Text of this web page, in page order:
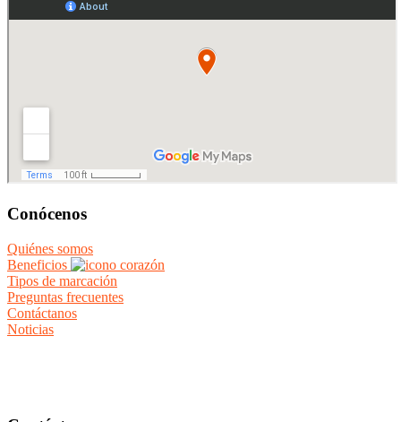
Conócenos
Quiénes somos
Beneficios
Tipos de marcación
Preguntas frecuentes
Contáctanos
Noticias